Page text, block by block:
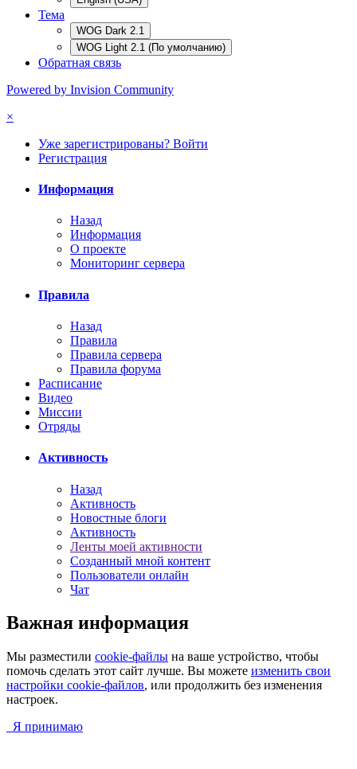
Тема
WOG Dark 2.1
WOG Light 2.1 (По умолчанию)
Обратная связь
Powered by Invision Community
×
Уже зарегистрированы? Войти
Регистрация
Информация
Назад
Информация
О проекте
Мониторинг сервера
Правила
Назад
Правила
Правила сервера
Правила форума
Расписание
Видео
Миссии
Отряды
Активность
Назад
Активность
Новостные блоги
Активность
Ленты моей активности
Созданный мной контент
Пользователи онлайн
Чат
Важная информация
Мы разместили cookie-файлы на ваше устройство, чтобы
помочь сделать этот сайт лучше. Вы можете изменить свои
настройки cookie-файлов, или продолжить без изменения
настроек.
Я принимаю